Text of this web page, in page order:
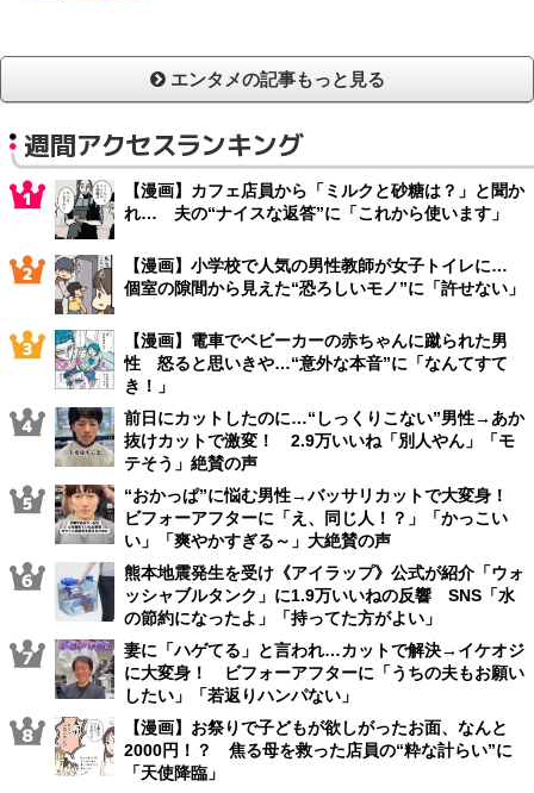
エンタメの記事もっと見る
週間アクセスランキング
【漫画】カフェ店員から「ミルクと砂糖は？」と聞か
れ… 夫の“ナイスな返答”に「これから使います」
【漫画】小学校で人気の男性教師が女子トイレに…
個室の隙間から見えた“恐ろしいモノ”に「許せない」
【漫画】電車でベビーカーの赤ちゃんに蹴られた男
性 怒ると思いきや…“意外な本音”に「なんてすて
き！」
前日にカットしたのに…“しっくりこない”男性→あか
抜けカットで激変！ 2.9万いいね「別人やん」「モ
テそう」絶賛の声
“おかっぱ”に悩む男性→バッサリカットで大変身！
ビフォーアフターに「え、同じ人！？」「かっこい
い」「爽やかすぎる～」大絶賛の声
熊本地震発生を受け《アイラップ》公式が紹介「ウォ
ッシャブルタンク」に1.9万いいねの反響 SNS「水
の節約になったよ」「持ってた方がよい」
妻に「ハゲてる」と言われ…カットで解決→イケオジ
に大変身！ ビフォーアフターに「うちの夫もお願い
したい」「若返りハンパない」
【漫画】お祭りで子どもが欲しがったお面、なんと
2000円！？ 焦る母を救った店員の“粋な計らい”に
「天使降臨」